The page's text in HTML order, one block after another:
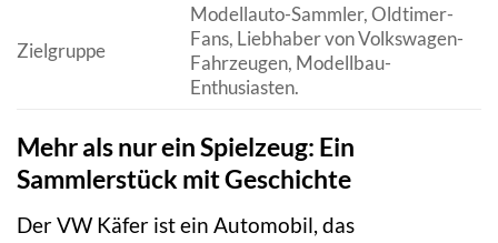
Zielgruppe
Modellauto-Sammler, Oldtimer-
Fans, Liebhaber von Volkswagen-
Fahrzeugen, Modellbau-
Enthusiasten.
Mehr als nur ein Spielzeug: Ein
Sammlerstück mit Geschichte
Der VW Käfer ist ein Automobil, das